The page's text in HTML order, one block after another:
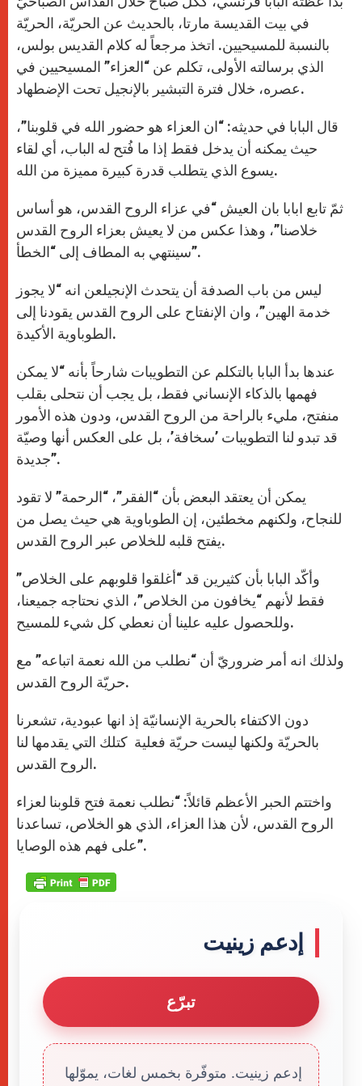
p e
r
k
في بيت القديسة مارتا، بالحديث عن الحريّة، الحريّة
بالنسبة للمسيحيين. اتخذ مرجعاً له كلام القديس بولس،
الذي برسالته الأولى، تكلم عن “العزاء” المسيحيين في
عصره، خلال فترة التبشير بالإنجيل تحت الإضطهاد.
قال البابا في حديثه: “ان العزاء هو حضور الله في قلوبنا”،
حيث يمكنه أن يدخل فقط إذا ما فُتح له الباب، أي لقاء
يسوع الذي يتطلب قدرة كبيرة مميزة من الله.
ثمّ تابع ابابا بان العيش “في عزاء الروح القدس، هو أساس
خلاصنا”، وهذا عكس من لا يعيش بعزاء الروح القدس
سينتهي به المطاف إلى “الخطأ”.
ليس من باب الصدفة أن يتحدث الإنجيلعن انه “لا يجوز
خدمة الهين”، وان الإنفتاح على الروح القدس يقودنا إلى
الطوباوية الأكيدة.
عندها بدأ البابا بالتكلم عن التطويبات شارحاً بأنه “لا يمكن
فهمها بالذكاء الإنساني فقط، بل يجب أن نتحلى بقلب
منفتح، مليء بالراحة من الروح القدس، ودون هذه الأمور
قد تبدو لنا التطويبات ’سخافة’، بل على العكس أنها وصيّة
جديدة”.
يمكن أن يعتقد البعض بأن “الفقر”، “الرحمة” لا تقود
للنجاح، ولكنهم مخطئين، إن الطوباوية هي حيث يصل من
يفتح قلبه للخلاص عبر الروح القدس.
وأكّد البابا بأن كثيرين قد “أغلقوا قلوبهم على الخلاص”
فقط لأنهم “يخافون من الخلاص”، الذي نحتاجه جميعنا،
وللحصول عليه علينا أن نعطي كل شيء للمسيح.
ولذلك انه أمر ضروريّ أن “نطلب من الله نعمة اتباعه” مع
حريّة الروح القدس.
دون الاكتفاء بالحرية الإنسانيّة إذ انها عبودية، تشعرنا
بالحريّة ولكنها ليست حريّة فعلية كتلك التي يقدمها لنا
الروح القدس.
واختتم الحبر الأعظم قائلاً: “نطلب نعمة فتح قلوبنا لعزاء
الروح القدس، لأن هذا العزاء، الذي هو الخلاص، تساعدنا
على فهم هذه الوصايا”.
إدعم زينيت
تبرّع
إدعم زينيت. متوفّرة بخمس لغات، يموّلها